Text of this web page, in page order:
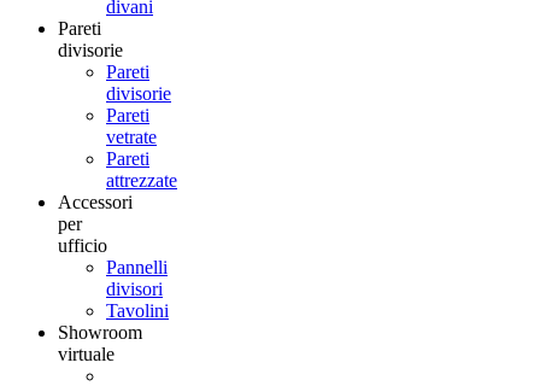
divani
Pareti
divisorie
Pareti
divisorie
Pareti
vetrate
Pareti
attrezzate
Accessori
per
ufficio
Pannelli
divisori
Tavolini
Showroom
virtuale